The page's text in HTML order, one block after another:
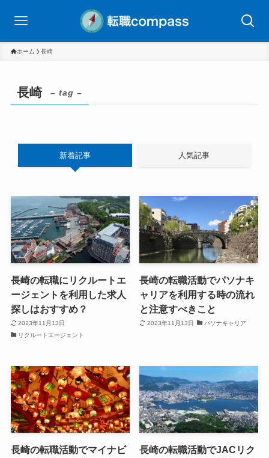
ホーム 長崎
長崎 – tag –
新着記事 人気記事
長崎の転職にリクルートエ
ージェントを利用した求人
探しはおすすめ？
2023年11月13日
リクルートエージェント
長崎の転職活動でパソナキ
ャリアを利用する時の流れ
と注意すべきこと
2023年11月13日 パソナキャリア
長崎の転職活動でマイナビ
長崎の転職活動でJACリク